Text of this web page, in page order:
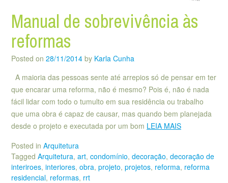
Manual de sobrevivência às
reformas
Posted on 28/11/2014 by Karla Cunha
A maioria das pessoas sente até arrepios só de pensar em ter
que encarar uma reforma, não é mesmo? Pois é, não é nada
fácil lidar com todo o tumulto em sua residência ou trabalho
que uma obra é capaz de causar, mas quando bem planejada
desde o projeto e executada por um bom LEIA MAIS
Posted in Arquitetura
Tagged Arquitetura, art, condomínio, decoração, decoração de
interiroes, interiores, obra, projeto, projetos, reforma, reforma
residencial, reformas, rrt